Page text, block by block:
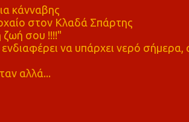
κάνναβης
στον Κλαδά Σπάρτης
ζωή σου !!!!"
να υπάρχει νερό σήμερα,
αλλά...